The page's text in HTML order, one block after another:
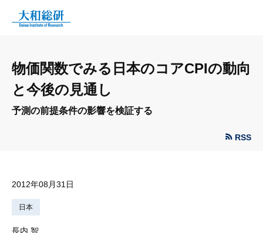
物価関数でみる日本のコアCPIの動向
と今後の見通し
予測の前提条件の影響を検証する
RSS
2012年08月31日
日本
長内 智